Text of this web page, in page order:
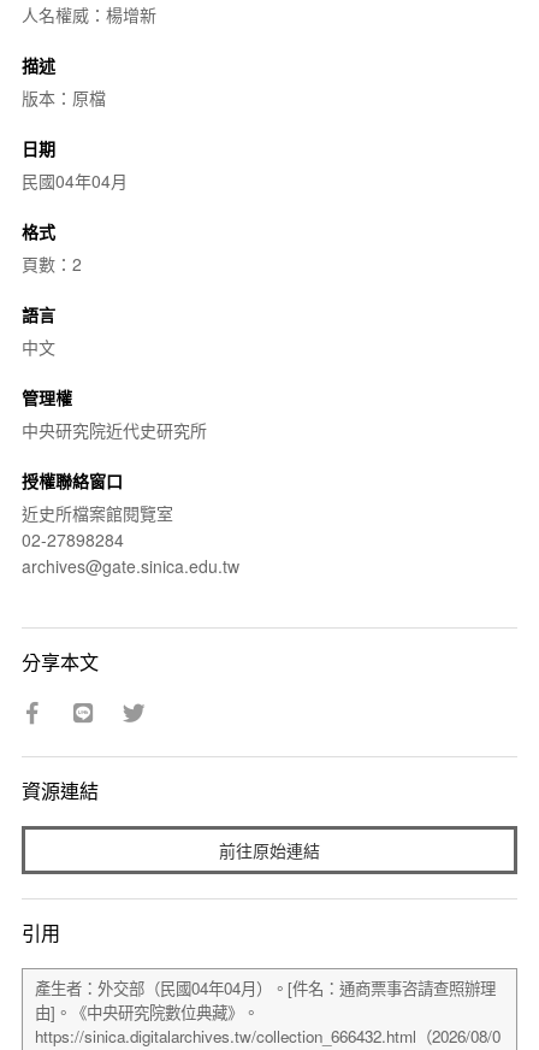
人名權威：楊增新
描述
版本：原檔
日期
民國04年04月
格式
頁數：2
語言
中文
管理權
中央研究院近代史研究所
授權聯絡窗口
近史所檔案館閱覽室
02-27898284
archives@gate.sinica.edu.tw
分享本文
資源連結
前往原始連結
引用